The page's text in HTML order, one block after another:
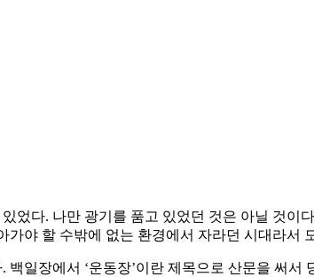
었다. 나만 광기를 품고 있었던 것은 아닐 것
야 할 수밖에 없는 환경에서 자라던 시대라서
일장에서 ‘운동장’이란 제목으로 산문을 써